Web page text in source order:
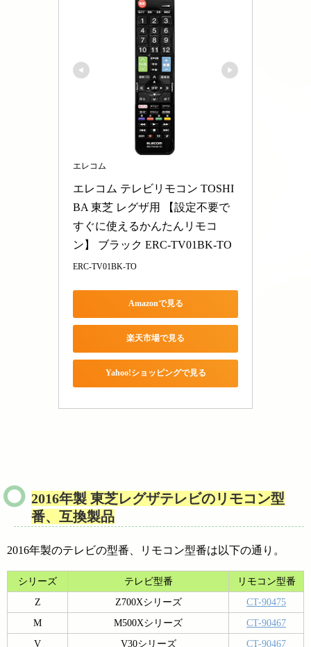
エレコム
エレコム テレビリモコン TOSHI
BA 東芝 レグザ用 【設定不要で
すぐに使えるかんたんリモコ
ン】 ブラック ERC-TV01BK-TO
ERC-TV01BK-TO
Amazonで見る
楽天市場で見る
Yahoo!ショッピングで見る
2016年製 東芝レグザテレビのリモコン型
番、互換製品
2016年製のテレビの型番、リモコン型番は以下の通り。
シリーズ テレビ型番
リモコン型番
Z
Z700Xシリーズ
CT-90475
M
M500Xシリーズ
CT-90467
V
V30シリーズ
CT-90467